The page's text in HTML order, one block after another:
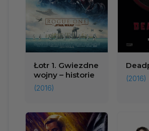
Łotr 1. Gwiezdne
wojny – historie
(2016)
(2016)